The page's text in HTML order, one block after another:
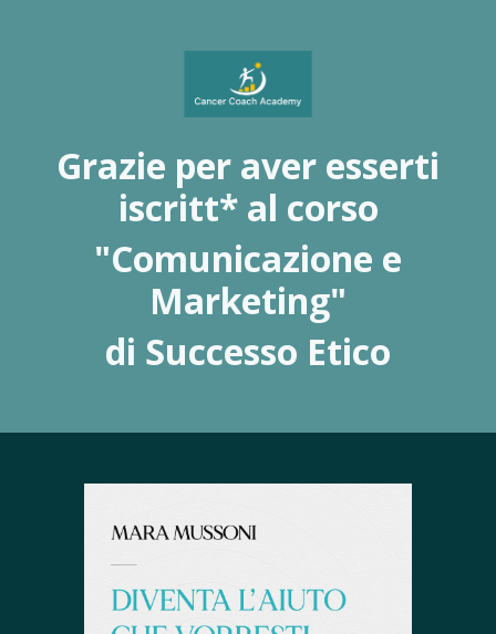
Grazie per aver esserti
iscritt* al corso
"Comunicazione e
Marketing"
di Successo Etico